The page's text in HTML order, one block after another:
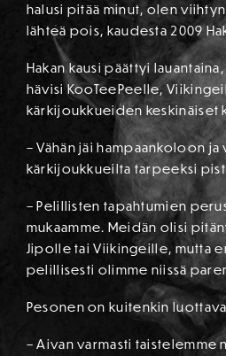
halusi pitää minut, olen
lähteä pois, kaudesta 2009
Hakan kausi päättyi
hävisi KooTeePeelle,
kärkijoukkueiden keskinäiset
– Vähän jäi hampaankoloon
kärkijoukkueilta tarpeeksi
– Pelillisten tapahtumien
mukaamme. Meidän olisi
Jipolle tai Viikingeille, mutta
pelillisesti olimme niissä
Pesonen on kuitenkin
– Aivan varmasti taistelemme